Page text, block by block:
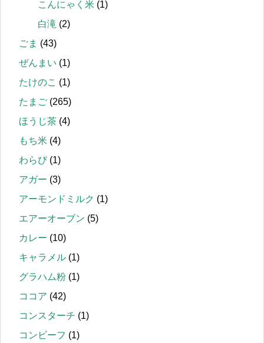
こんにゃく米 (1)
白滝 (2)
ごま (43)
ぜんまい (1)
たけのこ (1)
たまご (265)
ほうじ茶 (4)
もち米 (4)
わらび(1)
アガー (3)
アーモンドミルク (1)
エアーオーブン (5)
カレー (10)
キャラメル (1)
グラハム粉 (1)
ココア (42)
コンスターチ (1)
コンビーフ (1)